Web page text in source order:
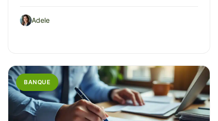
Adele
BANQUE